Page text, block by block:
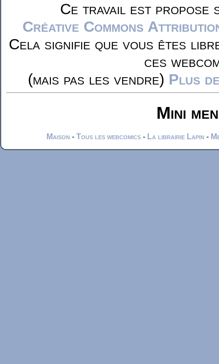
Ce travail est propose
Créative Commons
Cela signifie que vous êtes
ces
(mais pas les vendre) Plus
Mini
Maison - Tous les webcomics - La librairie Lapin -